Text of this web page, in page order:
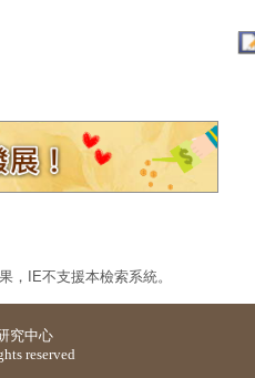
，IE不支援本檢索系統。
究中心
reserved